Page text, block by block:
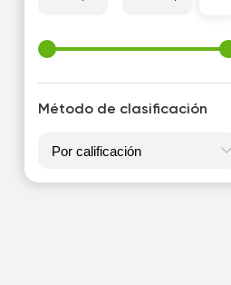
Método de clasificación